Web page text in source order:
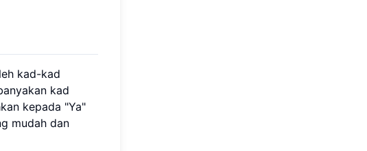
kad-kad
kad
kepada "Ya"
mudah dan